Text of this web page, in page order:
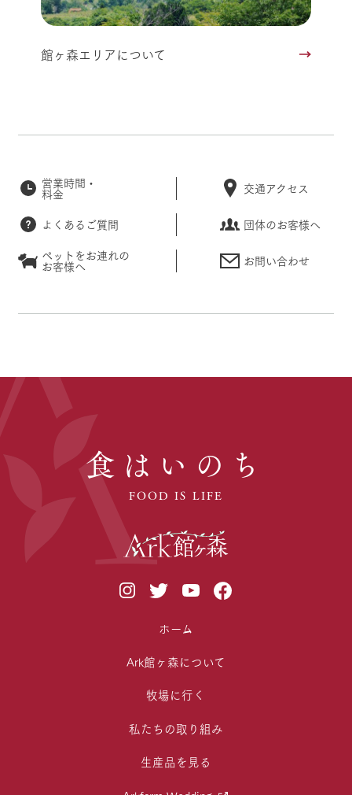
館ヶ森エリアについて
営業時間・
料金 交通アクセス
よくあるご質問
団体のお客様へ
ペットをお連れの
お客様へ お問い合わせ
食はいのち
FOOD IS LIFE
ホーム
Ark館ヶ森について
牧場に行く
私たちの取り組み
生産品を見る